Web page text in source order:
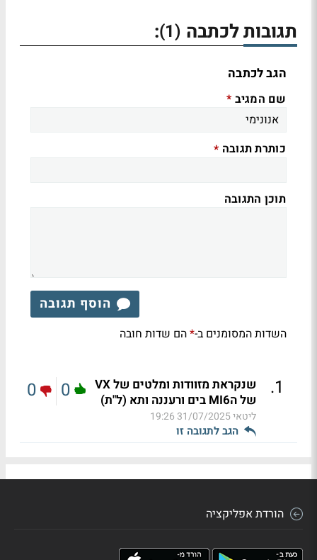
תגובות לכתבה (1)
:
הגב לכתבה
שם המגיב *
כותרת תגובה *
תוכן התגובה
הוסף תגובה
השדות המסומנים ב-*הם שדות חובה
1
.
שנקראת מזוודות ומלטים של VX
של הMI6 בים ורעננה ותא (ל"ת)
ליטאי31/07/2025 19:26
הגב לתגובה זו
0
0
הורדת אפליקציה